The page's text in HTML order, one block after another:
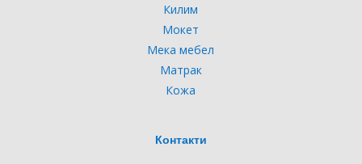
Килим
Мокет
Мека мебел
Матрак
Кожа
Контакти